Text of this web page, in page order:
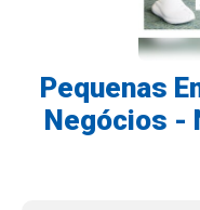
Pequenas
Negócios -